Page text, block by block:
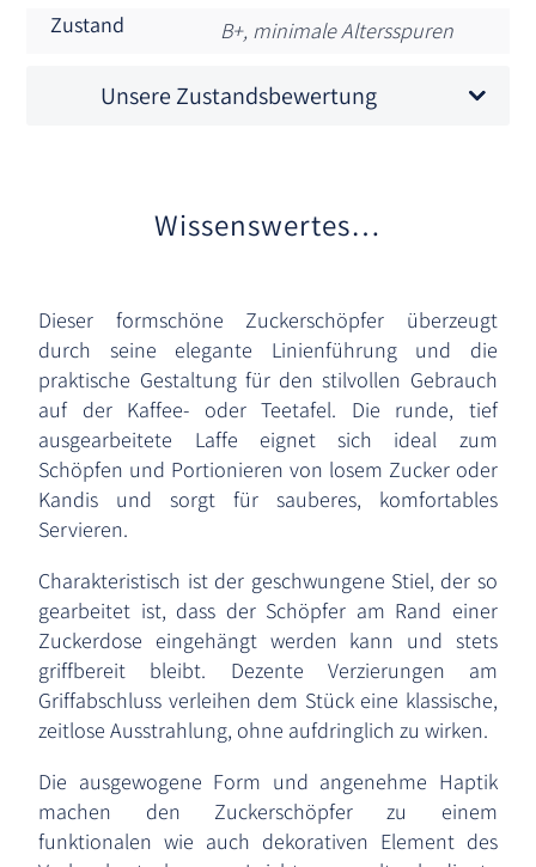
Zustand
B+, minimale Altersspuren
Unsere Zustandsbewertung
Wissenswertes…
Dieser formschöne Zuckerschöpfer überzeugt
durch seine elegante Linienführung und die
praktische Gestaltung für den stilvollen Gebrauch
auf der Kaffee- oder Teetafel. Die runde, tief
ausgearbeitete Laffe eignet sich ideal zum
Schöpfen und Portionieren von losem Zucker oder
Kandis und sorgt für sauberes, komfortables
Servieren.
Charakteristisch ist der geschwungene Stiel, der so
gearbeitet ist, dass der Schöpfer am Rand einer
Zuckerdose eingehängt werden kann und stets
griffbereit bleibt. Dezente Verzierungen am
Griffabschluss verleihen dem Stück eine klassische,
zeitlose Ausstrahlung, ohne aufdringlich zu wirken.
Die ausgewogene Form und angenehme Haptik
machen den Zuckerschöpfer zu einem
funktionalen wie auch dekorativen Element des